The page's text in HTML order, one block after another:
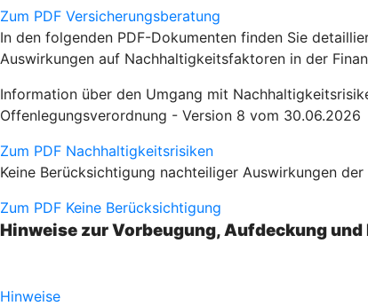
Zum PDF Versicherungsberatung
In den folgenden PDF-Dokumenten finden Sie
Auswirkungen auf Nachhaltigkeitsfaktoren in der
Information über den Umgang mit
Offenlegungsverordnung - Version 8 vom 30.06.2026
Zum PDF Nachhaltigkeitsrisiken
Keine Berücksichtigung nachteiliger Auswirkungen
Zum PDF Keine Berücksichtigung
Hinweise zur Vorbeugung, Aufdeckung
Hinweise